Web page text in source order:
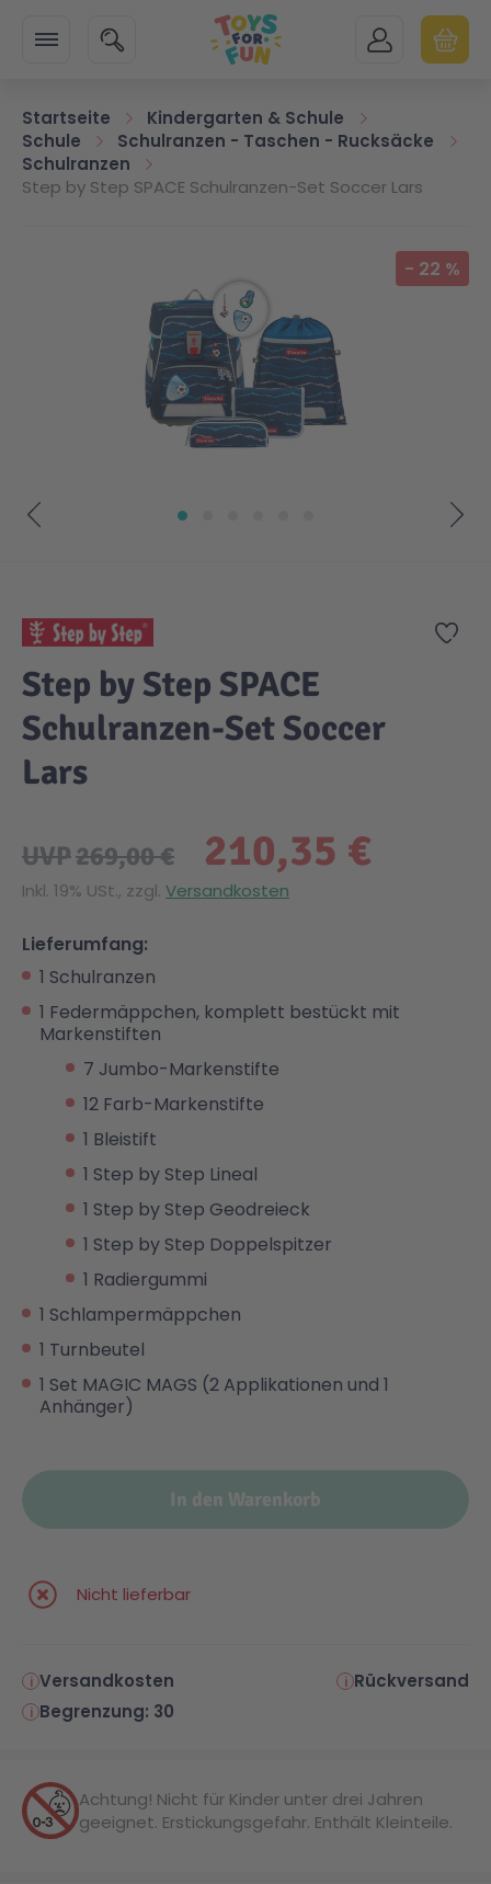
SUCHE MEIN KONTO
Startseite
Kindergarten & Schule
Schule
Schulranzen - Taschen - Rucksäcke
Schulranzen
Step by Step SPACE Schulranzen-Set Soccer Lars
- 22 %
Zur
Step by Step SPACE
Schulranzen-Set Soccer
Lars
210,35 €
UVP269,00 €
Inkl. 19% USt., zzgl. Versandkosten
Lieferumfang:
1 Schulranzen
1 Federmäppchen, komplett bestückt mit
Markenstiften
7 Jumbo-Markenstifte
12 Farb-Markenstifte
1 Bleistift
1 Step by Step Lineal
1 Step by Step Geodreieck
1 Step by Step Doppelspitzer
1 Radiergummi
1 Schlampermäppchen
1 Turnbeutel
1 Set MAGIC MAGS (2 Applikationen und 1
Anhänger)
In den Warenkorb
Nicht lieferbar
Versandkosten
Rückversand
Begrenzung: 30
Achtung! Nicht für Kinder unter drei Jahren
geeignet. Erstickungsgefahr. Enthält Kleinteile.